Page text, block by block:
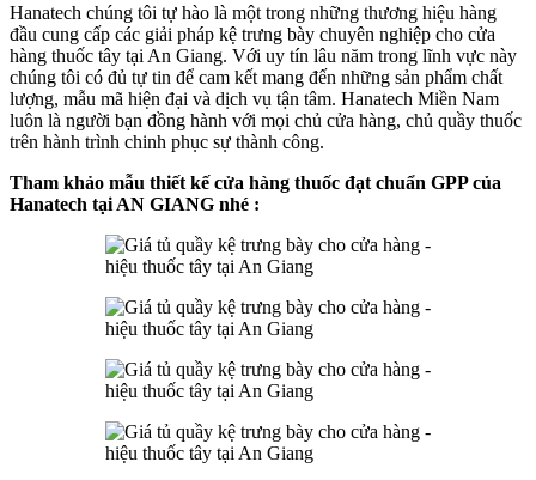
Hanatech chúng tôi tự hào là một trong những thương hiệu hàng
đầu cung cấp các giải pháp kệ trưng bày chuyên nghiệp cho cửa
hàng thuốc tây tại An Giang. Với uy tín lâu năm trong lĩnh vực này
chúng tôi có đủ tự tin để cam kết mang đến những sản phẩm chất
lượng, mẫu mã hiện đại và dịch vụ tận tâm. Hanatech Miền Nam
luôn là người bạn đồng hành với mọi chủ cửa hàng, chủ quầy thuốc
trên hành trình chinh phục sự thành công.
Tham khảo mẫu thiết kế cửa hàng thuốc đạt chuẩn GPP của
Hanatech tại AN GIANG nhé :